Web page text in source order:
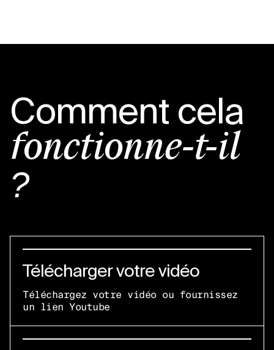
Comment cela
fonctionne-t-il
?
Télécharger votre vidéo
Téléchargez votre vidéo ou fournissez
un lien Youtube